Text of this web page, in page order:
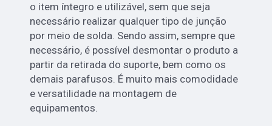
o item íntegro e utilizável, sem que seja
necessário realizar qualquer tipo de junção
por meio de solda. Sendo assim, sempre que
necessário, é possível desmontar o produto a
partir da retirada do suporte, bem como os
demais parafusos. É muito mais comodidade
e versatilidade na montagem de
equipamentos.